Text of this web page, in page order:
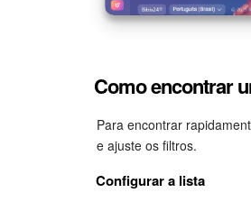
Como encontrar
Para encontrar
e ajuste os filtros.
Configurar a lista